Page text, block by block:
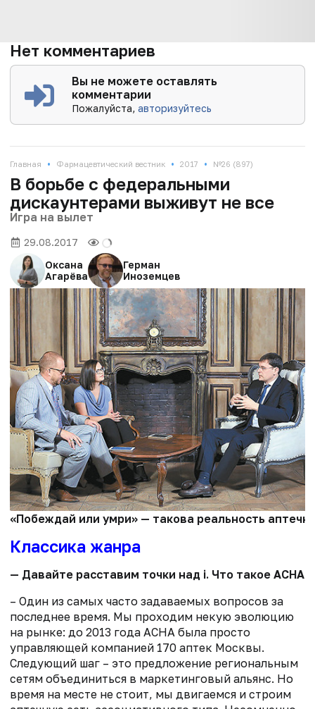
Нет комментариев
Вы не можете оставлять
комментарии
Пожалуйста,авторизуйтесь
Главная • Фармацевтический вестник • 2017 • №26 (897)
В борьбе с федеральными
дискаунтерами выживут не все
Игра на вылет
29.08.2017
Оксана
Агарёва
Герман
Иноземцев
«Побеждай или умри» — такова реальность
Классика жанра
— Давайте расставим точки над i. Что такое АСНА?
– Один из самых часто задаваемых вопросов за
последнее время. Мы проходим некую эволюцию
на рынке: до 2013 года АСНА была просто
управляющей компанией 170 аптек Москвы.
Следующий шаг – это предложение региональным
сетям объединиться в маркетинговый альянс. Но
время на месте не стоит, мы двигаемся и строим